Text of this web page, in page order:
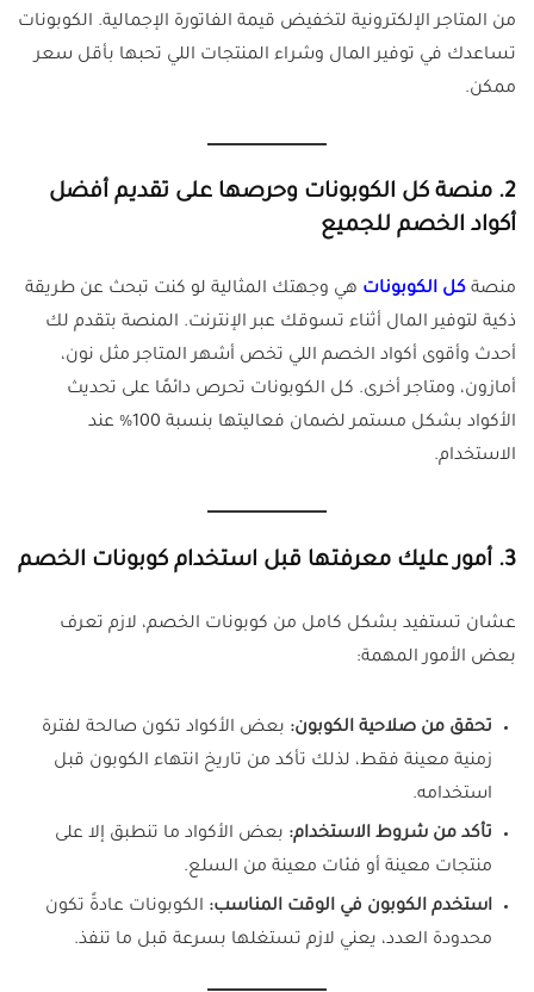
من المتاجر الإلكترونية لتخفيض قيمة الفاتورة الإجمالية. الكوبونات
تساعدك في توفير المال وشراء المنتجات اللي تحبها بأقل سعر
ممكن.
2. منصة كل الكوبونات وحرصها على تقديم أفضل
أكواد الخصم للجميع
منصة كل الكوبونات هي وجهتك المثالية لو كنت تبحث عن طريقة
ذكية لتوفير المال أثناء تسوقك عبر الإنترنت. المنصة بتقدم لك
أحدث وأقوى أكواد الخصم اللي تخص أشهر المتاجر مثل نون،
أمازون، ومتاجر أخرى. كل الكوبونات تحرص دائمًا على تحديث
الأكواد بشكل مستمر لضمان فعاليتها بنسبة 100% عند
الاستخدام.
3. أمور عليك معرفتها قبل استخدام كوبونات الخصم
عشان تستفيد بشكل كامل من كوبونات الخصم، لازم تعرف
بعض الأمور المهمة:
تحقق من صلاحية الكوبون: بعض الأكواد تكون صالحة لفترة
زمنية معينة فقط، لذلك تأكد من تاريخ انتهاء الكوبون قبل
استخدامه.
تأكد من شروط الاستخدام: بعض الأكواد ما تنطبق إلا على
منتجات معينة أو فئات معينة من السلع.
استخدم الكوبون في الوقت المناسب: الكوبونات عادةً تكون
محدودة العدد، يعني لازم تستغلها بسرعة قبل ما تنفذ.